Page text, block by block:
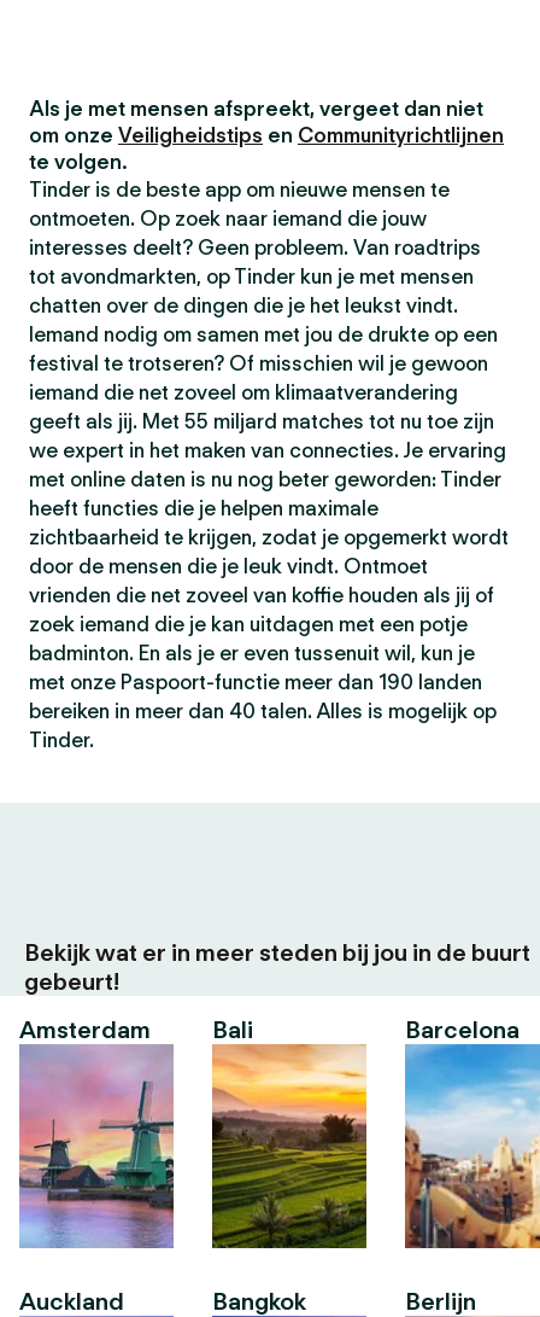
Als je met mensen afspreekt, vergeet dan niet
om onze Veiligheidstips en Communityrichtlijnen
te volgen.
Tinder is de beste app om nieuwe mensen te
ontmoeten. Op zoek naar iemand die jouw
interesses deelt? Geen probleem. Van roadtrips
tot avondmarkten, op Tinder kun je met mensen
chatten over de dingen die je het leukst vindt.
Iemand nodig om samen met jou de drukte op een
festival te trotseren? Of misschien wil je gewoon
iemand die net zoveel om klimaatverandering
geeft als jij. Met 55 miljard matches tot nu toe zijn
we expert in het maken van connecties. Je ervaring
met online daten is nu nog beter geworden: Tinder
heeft functies die je helpen maximale
zichtbaarheid te krijgen, zodat je opgemerkt wordt
door de mensen die je leuk vindt. Ontmoet
vrienden die net zoveel van koffie houden als jij of
zoek iemand die je kan uitdagen met een potje
badminton. En als je er even tussenuit wil, kun je
met onze Paspoort-functie meer dan 190 landen
bereiken in meer dan 40 talen. Alles is mogelijk op
Tinder.
Bekijk wat er in meer steden bij jou in de buurt
gebeurt!
Amsterdam
Auckland
Bali
Bangkok
Barcelona
Berlijn